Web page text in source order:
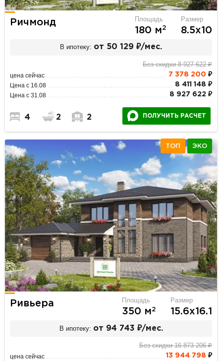
Ричмонд Площадь
180 м2
Размер
8.5х10
В ипотеку: от 50 129 ₽/мес.
Без скидки 8 927 622 ₽
цена сейчас 7 378 200 ₽
Цена с 16.08 8 411 148 ₽
Цена с 31.08 8 927 622 ₽
4 2 2 ПОЛУЧИТЬ РАСЧЕТ
ТОП ЭКО
Ривьера Площадь
350 м2
Размер
15.6х16.1
В ипотеку: от 94 743 ₽/мес.
Без скидки 16 873 206 ₽
цена сейчас 13 944 798 ₽